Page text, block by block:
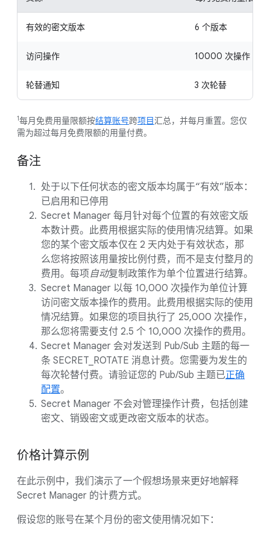
有效的密文版本 6 个版本
访问操作 10000 次操作
轮替通知 3 次轮替
1每月免费用量限额按结算账号跨项目汇总，并每月重置。您仅
需为超过每月免费限额的用量付费。
备注
处于以下任何状态的密文版本均属于“有效”版本：
已启用和已停用
Secret Manager 每月针对每个位置的有效密文版
本数计费。此费用根据实际的使用情况结算。如果
您的某个密文版本仅在 2 天内处于有效状态，那
么您将按照该用量按比例付费，而不是支付整月的
费用。每项自动复制政策作为单个位置进行结算。
Secret Manager 以每 10,000 次操作为单位计算
访问密文版本操作的费用。此费用根据实际的使用
情况结算。如果您的项目执行了 25,000 次操作，
那么您将需要支付 2.5 个 10,000 次操作的费用。
Secret Manager 会对发送到 Pub/Sub 主题的每一
条 SECRET_ROTATE 消息计费。您需要为发生的
每次轮替付费。请验证您的 Pub/Sub 主题已正确
配置。
Secret Manager 不会对管理操作计费，包括创建
密文、销毁密文或更改密文版本的状态。
价格计算示例
在此示例中，我们演示了一个假想场景来更好地解释
Secret Manager 的计费方式。
假设您的账号在某个月份的密文使用情况如下：